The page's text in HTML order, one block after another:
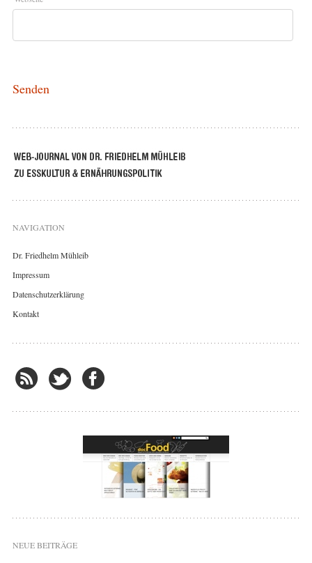
NAVIGATION
Dr. Friedhelm Mühleib
Impressum
Datenschutzerklärung
Kontakt
NEUE BEITRÄGE